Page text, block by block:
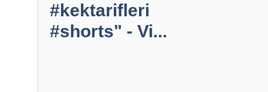
#kektarifleri
#shorts" - Vi...